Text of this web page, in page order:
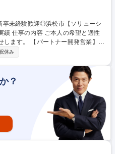
適性
します。 【パートナー開発営業】太
り扱い商 材を使ったビジネスを広め
等 【エンドユーザー向け営業】販
企 業のニーズを発掘し、当社が扱
ビス (申請代行)を組み合わせ、省エ
値を 提供する営業です。 案件のイ
売業 のお客様に店舗照明のLED化を
休み
？